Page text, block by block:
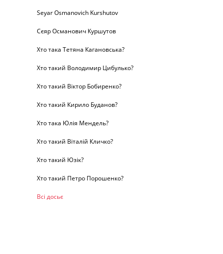
Seyar Osmanovich Kurshutov
Сєяр Османович Куршутов
Хто така Тетяна Кагановська?
Хто такий Володимир Цибулько?
Хто такий Віктор Бобиренко?
Хто такий Кирило Буданов?
Хто така Юлія Мендель?
Хто такий Віталій Кличко?
Хто такий Юзік?
Хто такий Петро Порошенко?
Всі досьє